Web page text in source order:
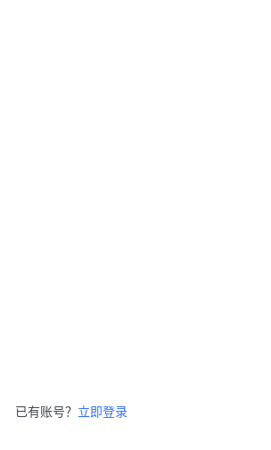
已有账号？ 立即登录